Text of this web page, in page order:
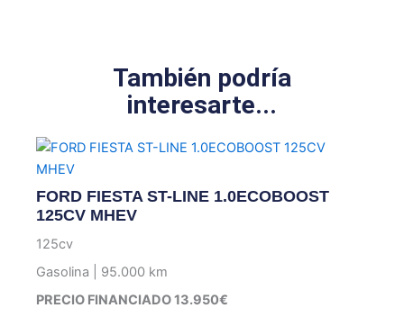
También podría
interesarte...
FORD FIESTA ST-LINE 1.0ECOBOOST
125CV MHEV
125cv
Gasolina | 95.000 km
PRECIO FINANCIADO 13.950€